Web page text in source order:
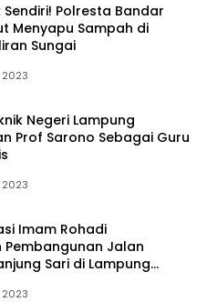
Sendiri! Polresta Bandar
Menyapu Sampah di
Sungai
2023
Negeri Lampung
Prof Sarono Sebagai Guru
2023
Imam Rohadi
Pembangunan Jalan
Sari di Lampung
Dana Aspirasinya
2023